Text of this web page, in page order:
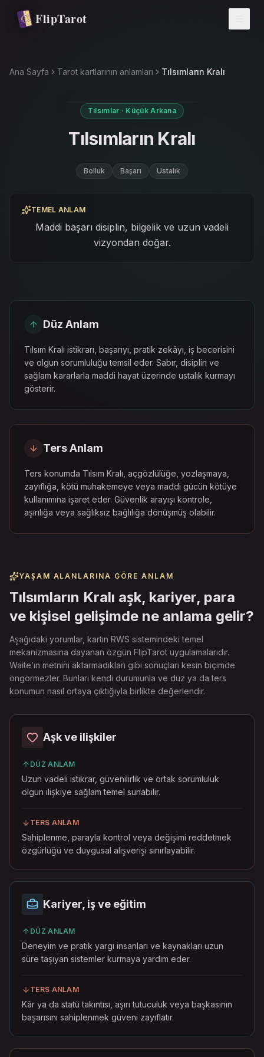
Ana içeriğe atla
FlipTarot
Ana Sayfa Tarot kartlarının anlamları Tılsımların Kralı
Tılsımlar · Küçük Arkana
Tılsımların Kralı
Bolluk Başarı Ustalık
TEMEL ANLAM
Maddi başarı disiplin, bilgelik ve uzun vadeli
vizyondan doğar.
Düz Anlam
Tılsım Kralı istikrarı, başarıyı, pratik zekâyı, iş becerisini
ve olgun sorumluluğu temsil eder. Sabır, disiplin ve
sağlam kararlarla maddi hayat üzerinde ustalık kurmayı
gösterir.
Ters Anlam
Ters konumda Tılsım Kralı, açgözlülüğe, yozlaşmaya,
zayıflığa, kötü muhakemeye veya maddi gücün kötüye
kullanımına işaret eder. Güvenlik arayışı kontrole,
aşırılığa veya sağlıksız bağlılığa dönüşmüş olabilir.
YAŞAM ALANLARINA GÖRE ANLAM
Tılsımların Kralı aşk, kariyer, para
ve kişisel gelişimde ne anlama gelir?
Aşağıdaki yorumlar, kartın RWS sistemindeki temel
mekanizmasına dayanan özgün FlipTarot uygulamalarıdır.
Waite’ın metnini aktarmadıkları gibi sonuçları kesin biçimde
öngörmezler. Bunları kendi durumunla ve düz ya da ters
konumun nasıl ortaya çıktığıyla birlikte değerlendir.
Aşk ve ilişkiler
DÜZ ANLAM
Uzun vadeli istikrar, güvenilirlik ve ortak sorumluluk
olgun ilişkiye sağlam temel sunabilir.
TERS ANLAM
Sahiplenme, parayla kontrol veya değişimi reddetmek
özgürlüğü ve duygusal alışverişi sınırlayabilir.
Kariyer, iş ve eğitim
DÜZ ANLAM
Deneyim ve pratik yargı insanları ve kaynakları uzun
süre taşıyan sistemler kurmaya yardım eder.
TERS ANLAM
Kâr ya da statü takıntısı, aşırı tutuculuk veya başkasının
başarısını sahiplenmek güveni zayıflatır.